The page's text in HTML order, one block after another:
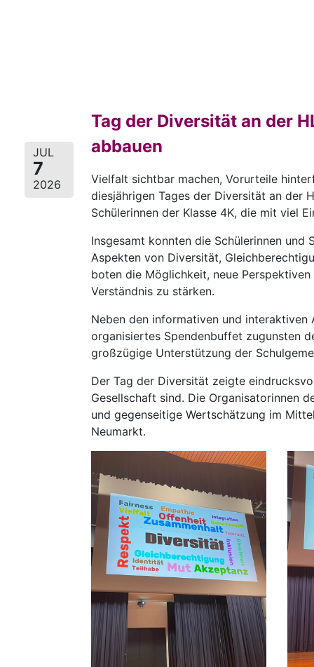
JUL
7
2026
Tag der Diversität an der
abbauen
Vielfalt sichtbar machen, Vorurteile
diesjährigen Tages der Diversität an der
Schülerinnen der Klasse 4K, die mit viel
Insgesamt konnten die Schülerinnen und
Aspekten von Diversität,
boten die Möglichkeit, neue
Verständnis zu stärken.
Neben den informativen und
organisiertes Spendenbuffet zugunsten
großzügige Unterstützung der
Der Tag der Diversität zeigte
Gesellschaft sind. Die Organisatorinnen
und gegenseitige Wertschätzung im
Neumarkt.